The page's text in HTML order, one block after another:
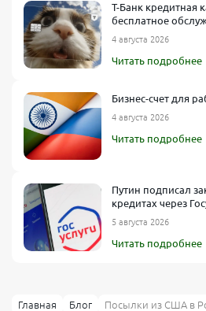
Т-Банк кредитная
бесплатное
4 августа 2026
Читать подробнее
Бизнес-счет для
4 августа 2026
Читать подробнее
Путин подписал
кредитах через
5 августа 2026
Читать подробнее
Главная Блог Посылки из США в